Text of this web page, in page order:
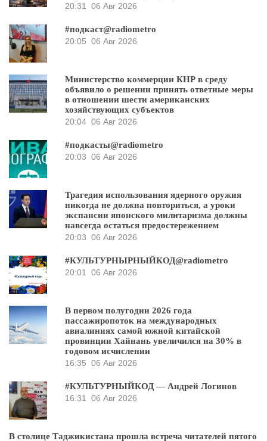
20:31
06 Авг 2026
#подкаст@radiometro
20:05 06 Авг 2026
Министерство коммерции КНР в среду
объявило о решении принять ответные меры
в отношении шести американских
хозяйствующих субъектов
20:04 06 Авг 2026
#подкасты@radiometro
20:03 06 Авг 2026
Трагедия использования ядерного оружия
никогда не должна повториться, а уроки
экспансии японского милитаризма должны
навсегда остаться предостережением
20:03 06 Авг 2026
#КУЛЬТУРНЫРНЫЙКОД@radiometro
20:01
06 Авг 2026
В первом полугодии 2026 года
пассажиропоток на международных
авиалиниях самой южной китайской
провинции Хайнань увеличился на 30% в
годовом исчислении
16:35 06 Авг 2026
#КУЛЬТУРНЫЙКОД — Андрей Логинов
16:31
06 Авг 2026
В столице Таджикистана прошла встреча читателей пятого